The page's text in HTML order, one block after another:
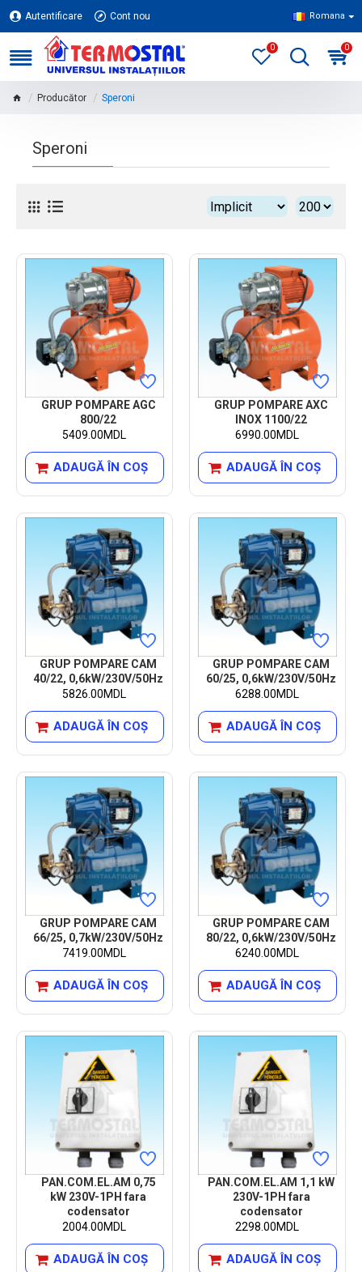
Autentificare Cont nou Romana
0 0
Producător Speroni
Speroni
GRUP POMPARE AGC
800/22
5409.00MDL
ADAUGĂ ÎN COŞ
GRUP POMPARE AXC
INOX 1100/22
6990.00MDL
ADAUGĂ ÎN COŞ
GRUP POMPARE CAM
40/22, 0,6kW/230V/50Hz
5826.00MDL
ADAUGĂ ÎN COŞ
GRUP POMPARE CAM
60/25, 0,6kW/230V/50Hz
6288.00MDL
ADAUGĂ ÎN COŞ
GRUP POMPARE CAM
66/25, 0,7kW/230V/50Hz
7419.00MDL
ADAUGĂ ÎN COŞ
GRUP POMPARE CAM
80/22, 0,6kW/230V/50Hz
6240.00MDL
ADAUGĂ ÎN COŞ
PAN.COM.EL.AM 0,75
kW 230V-1PH fara
codensator
2004.00MDL
ADAUGĂ ÎN COŞ
PAN.COM.EL.AM 1,1 kW
230V-1PH fara
codensator
2298.00MDL
ADAUGĂ ÎN COŞ